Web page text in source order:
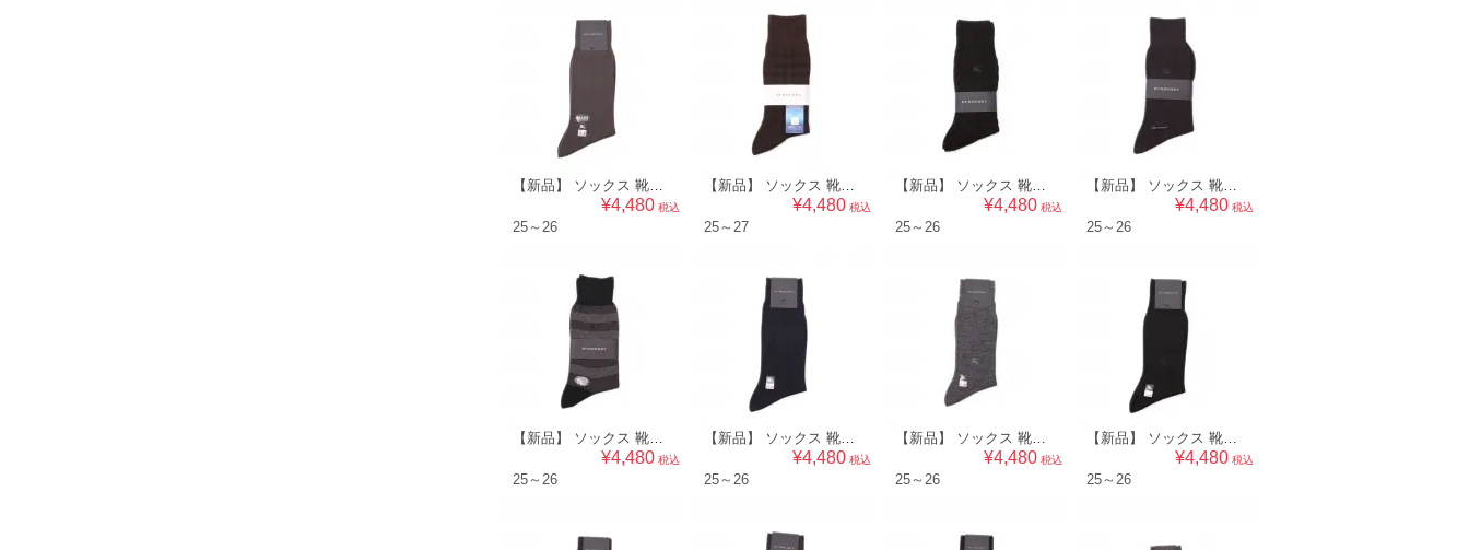
【新品】 ソックス 靴下 25～26 バーバリー 50456 BURBERRY グレー系 メンズ
¥4,480 税込
25～26
【新品】 ソックス 靴下 25～27 バーバリー 50455 BURBERRY ブラウン系 メンズ
¥4,480 税込
25～27
【新品】 ソックス 靴下 25～26 バーバリー 50453 BURBERRY ブラック系 メンズ
¥4,480 税込
25～26
【新品】 ソックス 靴下 25～26 バーバリー 50452 BURBERRY ブラック系 メンズ
¥4,480 税込
25～26
【新品】 ソックス 靴下（ボーダー） 25～26 バーバリー 50451 BURBERRY グレー系 メンズ
¥4,480 税込
25～26
【新品】 ソックス 靴下 25～26 バーバリー 50450 BURBERRY ネイビー系 メンズ
¥4,480 税込
25～26
【新品】 ソックス 靴下 25～26 バーバリー 50449 BURBERRY グレー系 メンズ
¥4,480 税込
25～26
【新品】 ソックス 靴下 25～26 バーバリー 50448 BURBERRY ブラック系 メンズ
¥4,480 税込
25～26